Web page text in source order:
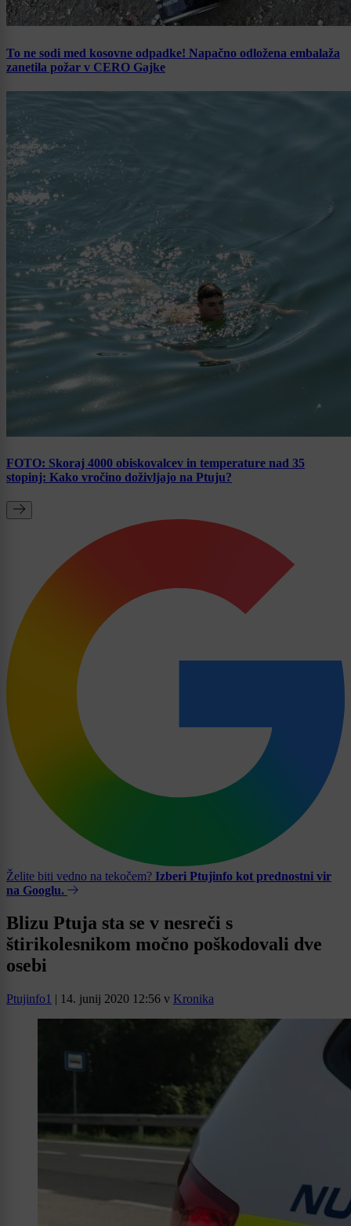
To ne sodi med kosovne odpadke! Napačno odložena embalaža
zanetila požar v CERO Gajke
FOTO: Skoraj 4000 obiskovalcev in temperature nad 35
stopinj: Kako vročino doživljajo na Ptuju?
Želite biti vedno na tekočem? Izberi Ptujinfo kot prednostni vir
na Googlu.
Blizu Ptuja sta se v nesreči s
štirikolesnikom močno poškodovali dve
osebi
Ptujinfo1 | 14. junij 2020 12:56 v Kronika